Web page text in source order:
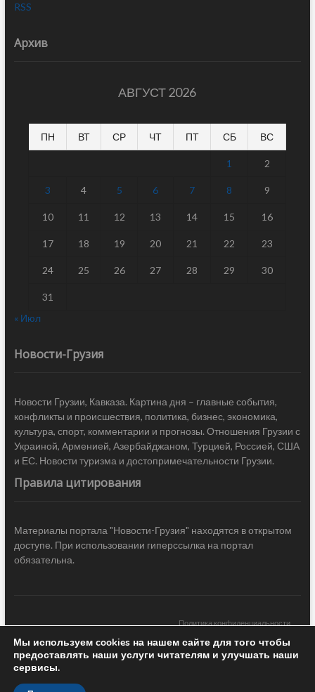
RSS
Архив
АВГУСТ 2026
ПН ВТ СР ЧТ ПТ СБ ВС
1 2
3 4 5 6 7 8 9
10 11 12 13 14 15 16
17 18 19 20 21 22 23
24 25 26 27 28 29 30
31
« Июл
Новости-Грузия
Новости Грузии, Кавказа. Картина дня – главные события,
конфликты и происшествия, политика, бизнес, экономика,
культура, спорт, комментарии и прогнозы. Отношения Грузии с
Украиной, Арменией, Азербайджаном, Турцией, Россией, США
и ЕС. Новости туризма и достопримечательности Грузии.
Правила цитирования
Материалы портала "Новости-Грузия" находятся в открытом
доступе. При использовании гиперссылка на портал
обязательна.
Политика конфиденциальности
Новости Грузии| Black Sea Press LTD © 2020 All Rights Reserved /
Design & development —
Мы используем cookies на нашем сайте для того чтобы
предоставлять наши услуги читателям и улучшать наши
сервисы.